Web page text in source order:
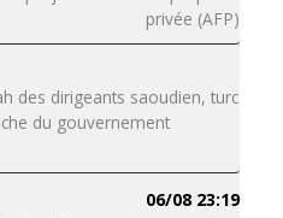
privée (AFP)
des dirigeants saoudien, turc
du gouvernement
06/08 23:19